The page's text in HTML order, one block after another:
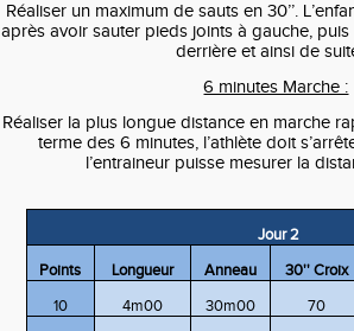
Réaliser un maximum de sauts en 30’’.
après avoir sauter pieds joints à gauche,
derrière et ainsi de
6 minutes Marche :
Réaliser la plus longue distance en marche
terme des 6 minutes, l’athlète doit
l’entraineur puisse mesurer la
Jour 2
Points
Longueur Anneau
30'' Croix
10
4m00 30m00
70